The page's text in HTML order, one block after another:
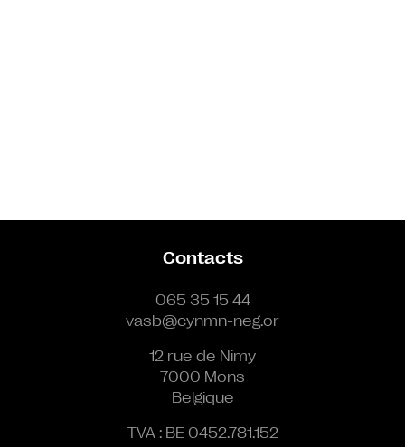
Contacts
065 35 15 44
vasb@cynmn-neg.or
12 rue de Nimy
7000 Mons
Belgique
TVA : BE 0452.781.152